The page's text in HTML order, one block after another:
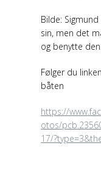
Bilde:
sin, men det
og benytte
Følger du
båten
https://
otos/
17/